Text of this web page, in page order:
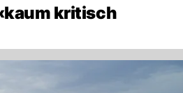
kritisch